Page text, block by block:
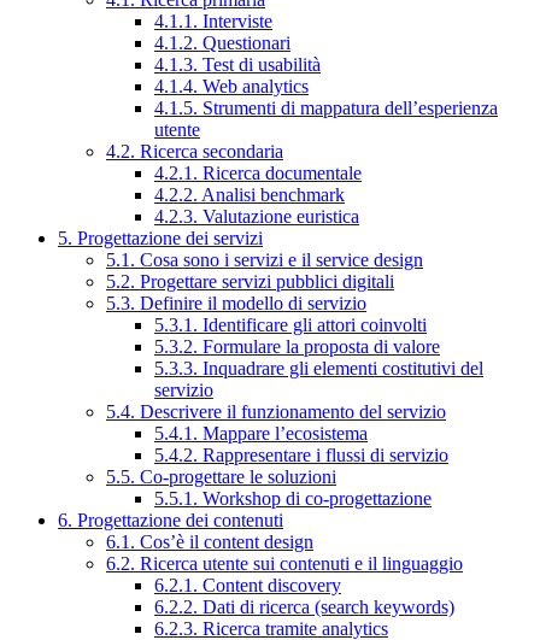
4.1.1. Interviste
4.1.2. Questionari
4.1.3. Test di usabilità
4.1.4. Web analytics
4.1.5. Strumenti di mappatura dell’esperienza
utente
4.2. Ricerca secondaria
4.2.1. Ricerca documentale
4.2.2. Analisi benchmark
4.2.3. Valutazione euristica
5. Progettazione dei servizi
5.1. Cosa sono i servizi e il service design
5.2. Progettare servizi pubblici digitali
5.3. Definire il modello di servizio
5.3.1. Identificare gli attori coinvolti
5.3.2. Formulare la proposta di valore
5.3.3. Inquadrare gli elementi costitutivi del
servizio
5.4. Descrivere il funzionamento del servizio
5.4.1. Mappare l’ecosistema
5.4.2. Rappresentare i flussi di servizio
5.5. Co-progettare le soluzioni
5.5.1. Workshop di co-progettazione
6. Progettazione dei contenuti
6.1. Cos’è il content design
6.2. Ricerca utente sui contenuti e il linguaggio
6.2.1. Content discovery
6.2.2. Dati di ricerca (search keywords)
6.2.3. Ricerca tramite analytics